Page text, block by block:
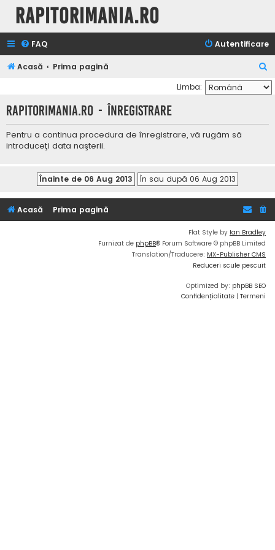
Rapitorimania.ro
FAQ Autentificare
Acasă Prima pagină
ă
u
Limba:
Rapitorimania.ro - Înregistrare
Pentru a continua procedura de înregistrare, vă rugăm să
introduceţi data naşterii.
Acasă Prima pagină
Flat Style by Ian Bradley
Furnizat de phpBB® Forum Software © phpBB Limited
Translation/Traducere: MX-Publisher CMS
Reduceri scule pescuit
Optimized by: phpBB SEO
Confidențialitate | Termeni